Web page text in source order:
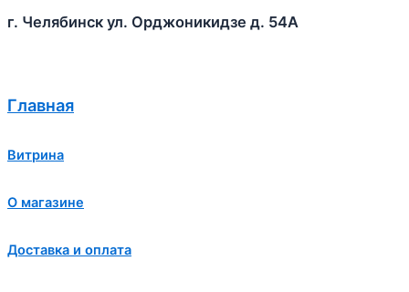
г. Челябинск ул. Орджоникидзе д. 54А
Главная
Витрина
О магазине
Доставка и оплата